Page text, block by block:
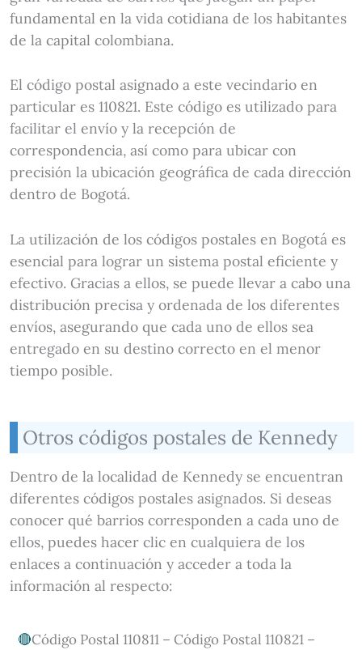
fundamental en la vida cotidiana de los habitantes
de la capital colombiana.
El código postal asignado a este vecindario en
particular es 110821. Este código es utilizado para
facilitar el envío y la recepción de
correspondencia, así como para ubicar con
precisión la ubicación geográfica de cada dirección
dentro de Bogotá.
La utilización de los códigos postales en Bogotá es
esencial para lograr un sistema postal eficiente y
efectivo. Gracias a ellos, se puede llevar a cabo una
distribución precisa y ordenada de los diferentes
envíos, asegurando que cada uno de ellos sea
entregado en su destino correcto en el menor
tiempo posible.
Otros códigos postales de Kennedy
Dentro de la localidad de Kennedy se encuentran
diferentes códigos postales asignados. Si deseas
conocer qué barrios corresponden a cada uno de
ellos, puedes hacer clic en cualquiera de los
enlaces a continuación y acceder a toda la
información al respecto:
Código Postal 110811 – Código Postal 110821 –